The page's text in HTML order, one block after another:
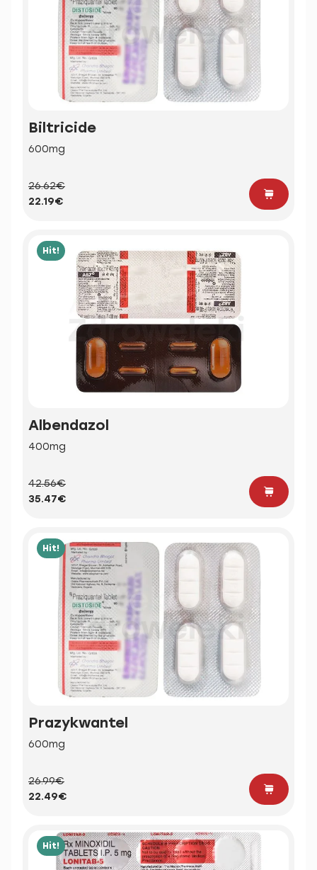
Biltricide
600mg
26.62€
22.19€
Hit!
Albendazol
400mg
42.56€
35.47€
Hit!
Prazykwantel
600mg
26.99€
22.49€
Hit!